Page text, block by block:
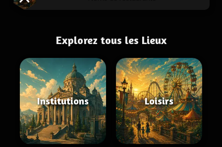
Explorez tous les Lieux
Institutions Loisirs